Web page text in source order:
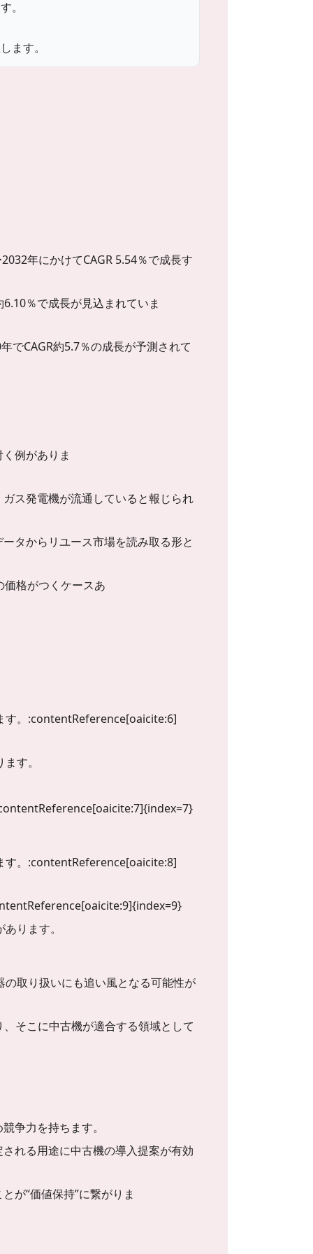
。
ます。
年にかけてCAGR 5.54％で成長す
％で成長が見込まれていま
でCAGR約5.7％の成長が予測されて
例がありま
ス発電機が流通していると報じられ
タからリユース市場を読み取る形と
格がつくケースあ
す。:contentReference[oaicite:6]
す。
す。:contentReference[oaicite:8]
ります。
取り扱いにも追い風となる可能性が
そこに中古機が適合する領域として
争力を持ちます。
れる用途に中古機の導入提案が有効
が“価値保持”に繋がりま